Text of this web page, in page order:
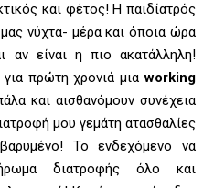
και φέτος! Η παιδίατρός
νύχτα- μέρα και όποια ώρα
αν είναι η πιο ακατάλληλη!
για πρώτη χρονιά μιαworking
και αισθανόμουν συνέχεια
μου γεμάτη ατασθαλίες
Το ενδεχόμενο να
διατροφής όλο και